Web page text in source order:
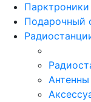
Парктроники
Подарочный